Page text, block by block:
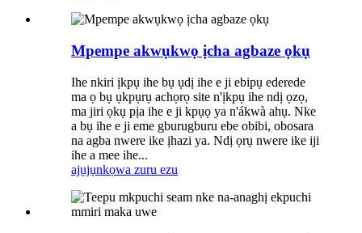
Mpempe akwụkwọ ịcha agbaze ọkụ
Ihe nkiri ịkpụ ihe bụ ụdị ihe e ji ebipụ ederede
ma ọ bụ ụkpụrụ achọrọ site n'ịkpụ ihe ndị ọzọ,
ma jiri ọkụ pịa ihe e ji kpụọ ya n'ákwà ahụ. Nke
a bụ ihe e ji eme gburugburu ebe obibi, obosara
na agba nwere ike ịhazi ya. Ndị ọrụ nwere ike iji
ihe a mee ihe...
ajụjụnkọwa zuru ezu